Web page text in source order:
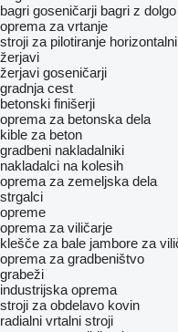
bagri goseničarji bagri z
oprema za vrtanje
stroji za pilotiranje
žerjavi
žerjavi goseničarji
gradnja cest
betonski finišerji
oprema za betonska dela
kible za beton
gradbeni nakladalniki
nakladalci na kolesih
oprema za zemeljska dela
strgalci
opreme
oprema za viličarje
klešče za bale jambore za
oprema za gradbeništvo
grabeži
industrijska oprema
stroji za obdelavo kovin
radialni vrtalni stroji